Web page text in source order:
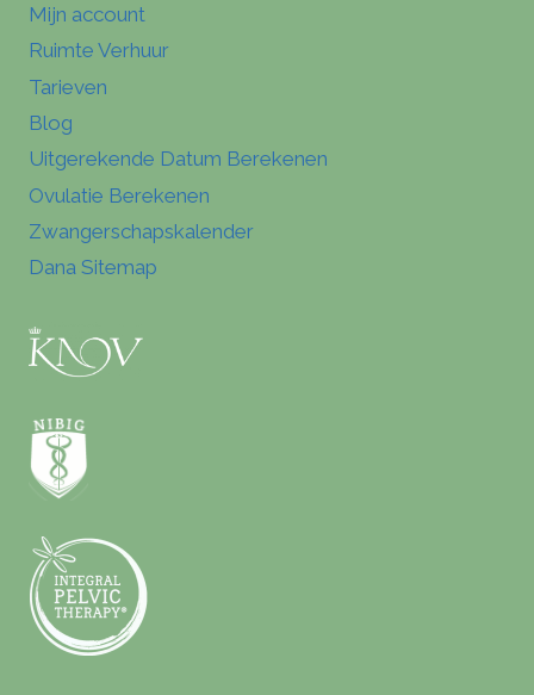
Mijn account
Ruimte Verhuur
Tarieven
Blog
Uitgerekende Datum Berekenen
Ovulatie Berekenen
Zwangerschapskalender
Dana Sitemap